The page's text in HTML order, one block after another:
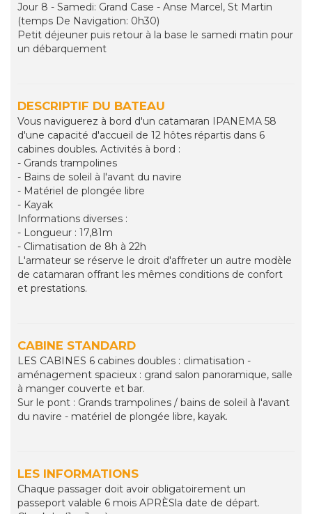
Jour 8 - Samedi: Grand Case - Anse Marcel, St Martin
(temps De Navigation: 0h30)
Petit déjeuner puis retour à la base le samedi matin pour
un débarquement
DESCRIPTIF DU BATEAU
Vous naviguerez à bord d'un catamaran IPANEMA 58
d'une capacité d'accueil de 12 hôtes répartis dans 6
cabines doubles. Activités à bord :
- Grands trampolines
- Bains de soleil à l'avant du navire
- Matériel de plongée libre
- Kayak
Informations diverses :
- Longueur : 17,81m
- Climatisation de 8h à 22h
L'armateur se réserve le droit d'affreter un autre modèle
de catamaran offrant les mêmes conditions de confort
et prestations.
CABINE STANDARD
LES CABINES 6 cabines doubles : climatisation -
aménagement spacieux : grand salon panoramique, salle
à manger couverte et bar.
Sur le pont : Grands trampolines / bains de soleil à l'avant
du navire - matériel de plongée libre, kayak.
LES INFORMATIONS
Chaque passager doit avoir obligatoirement un
passeport valable 6 mois APRÈSla date de départ.